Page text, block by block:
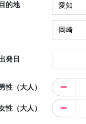
目的地
発日
性（大人）
性（大人）